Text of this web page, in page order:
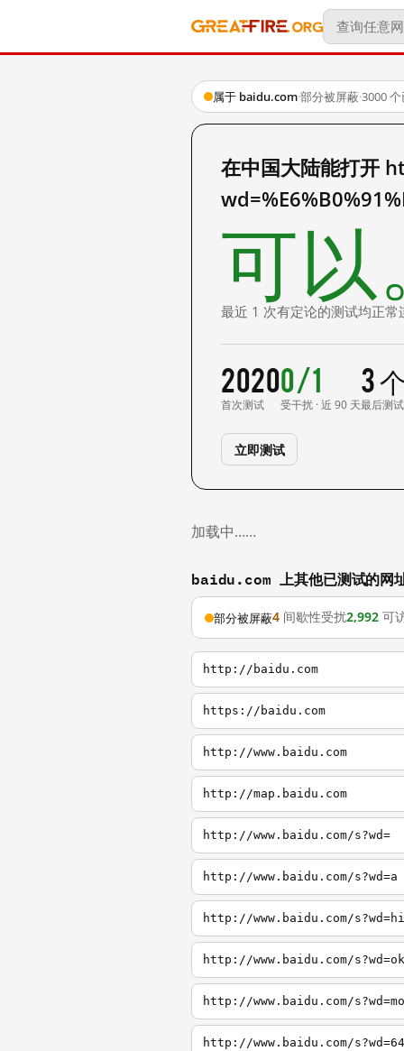
属于 baidu.com·部分被屏蔽·3000
在中国大陆能打开
可以
最近 1 次有定论的测试均正常
2020
首次测试
0/1
受干扰 · 近 90 天
3
最后测试
立即测试
加载中……
baidu.com 上其他已测试的网
部分被屏蔽4 间歇性受扰2,992 可
http://baidu.com
https://baidu.com
http://www.baidu.com
http://map.baidu.com
http://www.baidu.com/s?wd=
http://www.baidu.com/s?wd=a
http://www.baidu.com/s?wd=hi
http://www.baidu.com/s?wd=ok
http://www.baidu.com/s?wd=mo
http://www.baidu.com/s?wd=64